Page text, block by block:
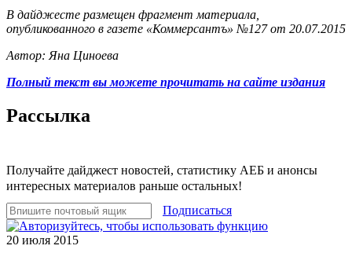
В дайджесте размещен фрагмент материала,
опубликованного в газете «Коммерсантъ» №127 от 20.07.2015
Автор: Яна Циноева
Полный текст вы можете прочитать на сайте издания
Рассылка
Получайте дайджест новостей, статистику АЕБ и анонсы
интересных материалов раньше остальных!
Подписаться
20 июля 2015